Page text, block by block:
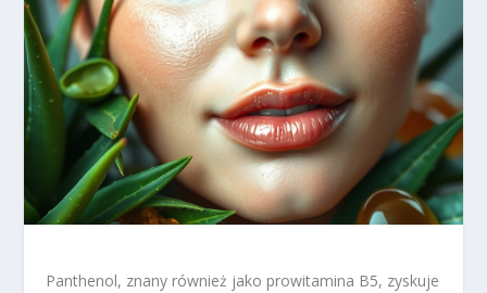
Panthenol, znany również jako prowitamina B5, zyskuje